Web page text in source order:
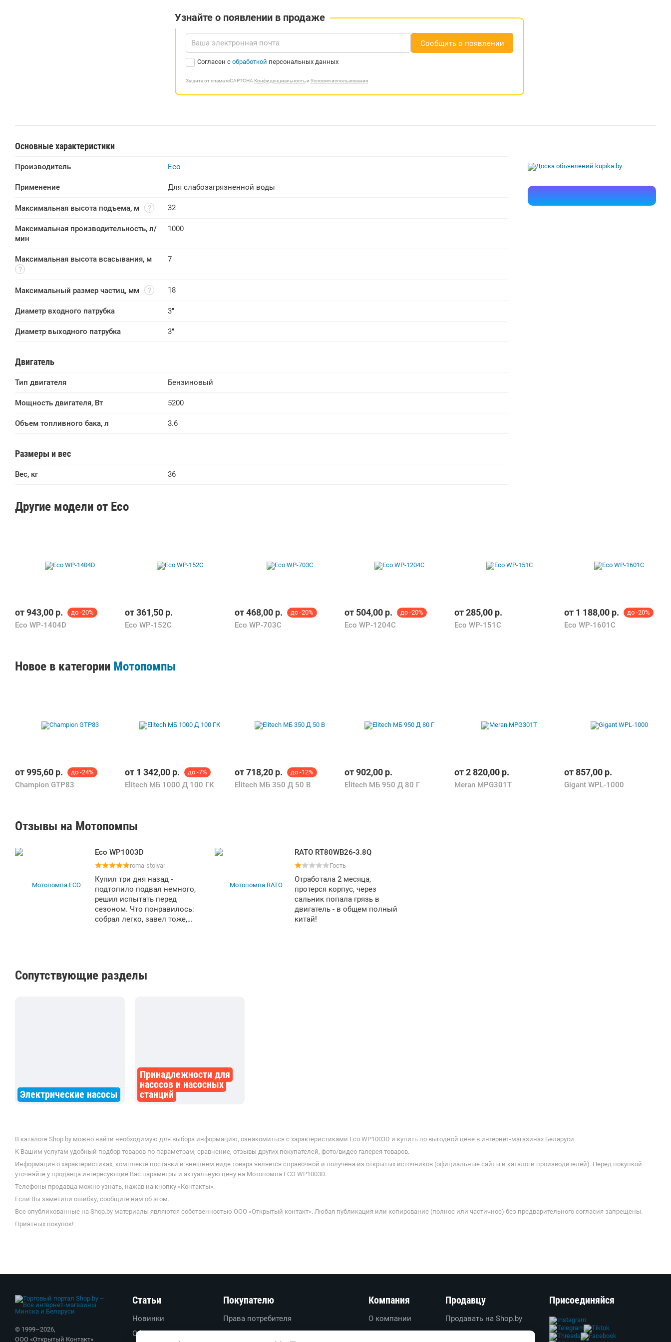
Узнайте о появлении в продаже
Сообщить о появлении
Согласен с обработкой персональных данных
Защита от спама reCAPTCHA Конфиденциальностьи Условия использования
Основные характеристики
Производитель Eco
Применение Для слабозагрязненной воды
Максимальная высота подъема, м 32
Максимальная производительность, л/
мин
1000
Максимальная высота всасывания, м 7
Максимальный размер частиц, мм 18
Диаметр входного патрубка 3"
Диаметр выходного патрубка 3"
Двигатель
Тип двигателя Бензиновый
Мощность двигателя, Вт 5200
Объем топливного бака, л 3.6
Размеры и вес
Вес, кг 36
Другие модели от Eco
от943,00 р. до -20%
Eco WP-1404D
от361,50 р.
Eco WP-152C
от468,00 р. до -20%
Eco WP-703C
от 504,00 р. до -20%
Eco WP-1204C
от285,00 р.
Eco WP-151C
от 1 188,00 р. до -20%
Eco WP-1601C
Новое в категории Мотопомпы
от995,60 р. до -24%
Champion GTP83
от 1 342,00 р. до -7%
Elitech МБ 1000 Д 100 ГК
от718,20 р. до -12%
Elitech МБ 350 Д 50 В
от902,00 р.
Elitech МБ 950 Д 80 Г
от2 820,00 р.
Meran MPG301T
от857,00 р.
Gigant WPL-1000
Отзывы на Мотопомпы
Eco WP1003D
roma-stolyar
Купил три дня назад -
подтопило подвал немного,
решил испытать перед
сезоном. Что понравилось:
собрал легко, завел тоже,
сливная пробки ну очень
RATO RT80WB26-3.8Q
Гость
Отработала 2 месяца,
протерся корпус, через
сальник попала грязь в
двигатель - в общем полный
китай!
Сопутствующие разделы
Электрические насосы
Принадлежности для
насосов и насосных
станций
В каталоге Shop.by можно найти необходимую для выбора информацию, ознакомиться с характеристиками Eco WP1003D и купить по выгодной цене в интернет-магазинах Беларуси.
К Вашим услугам удобный подбор товаров по параметрам, сравнение, отзывы других покупателей, фото/видео галерея товаров.
Информация о характеристиках, комплекте поставки и внешнем виде товара является справочной и получена из открытых источников (официальные сайты и каталоги производителей). Перед покупкой
уточняйте у продавца интересующие Вас параметры и актуальную цену на Мотопомпа ECO WP1003D.
Телефоны продавца можно узнать, нажав на кнопку «Контакты».
Если Вы заметили ошибку, сообщите нам об этом.
Все опубликованные на Shop.by материалы являются собственностью ООО «Открытый контакт». Любая публикация или копирование (полное или частичное) без предварительного согласия запрещены.
Приятных покупок!
Статьи
Новинки
Обзоры
Покупателю
Права потребителя
Вопросы-ответы
Компания
О компании
О проекте
Продавцу
Продавать на Shop.by
Создать свой магазин
© 1999–2026,
ООО «Открытый Контакт»
Присоединяйся